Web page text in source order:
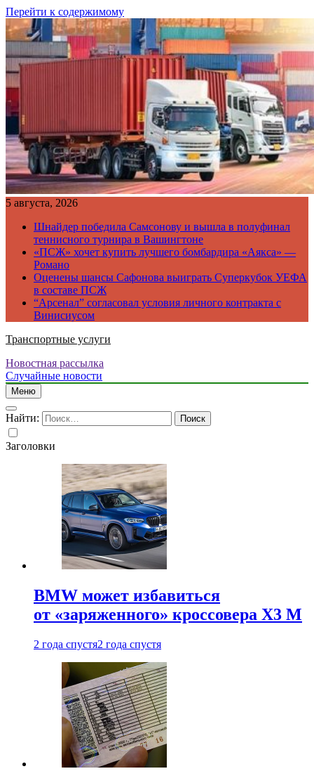
Перейти к содержимому
5 августа, 2026
Шнайдер победила Самсонову и вышла в полуфинал
теннисного турнира в Вашингтоне
«ПСЖ» хочет купить лучшего бомбардира «Аякса» —
Романо
Оценены шансы Сафонова выиграть Суперкубок УЕФА
в составе ПСЖ
“Арсенал” согласовал условия личного контракта с
Винисиусом
Транспортные услуги
Новостная рассылка
Случайные новости
Меню
Найти:
Заголовки
BMW может избавиться
от «заряженного» кроссовера X3 M
2 года спустя2 года спустя